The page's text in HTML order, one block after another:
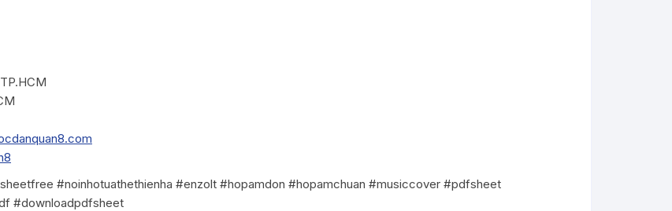
#noinhotuathethienha #enzolt #hopamdon #hopamchuan #musiccover #pdfsheet
#downloadpdfsheet